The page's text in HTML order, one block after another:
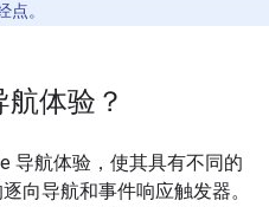
点。
体验？
导航体验，使其具有不同的
向导航和事件响应触发器。